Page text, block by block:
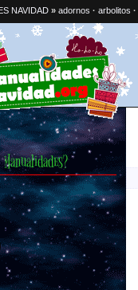
NAVIDAD » adornos · arbolitos ·